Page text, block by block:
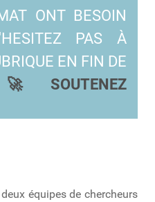
ONT BESOIN
PAS À
EN FIN DE
🚀 SOUTENEZ
deux équipes de chercheurs